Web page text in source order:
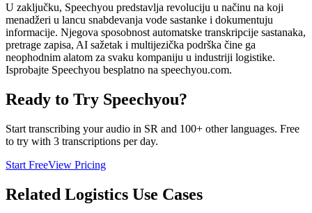
U zaključku, Speechyou predstavlja revoluciju u načinu na koji
menadžeri u lancu snabdevanja vode sastanke i dokumentuju
informacije. Njegova sposobnost automatske transkripcije sastanaka,
pretrage zapisa, AI sažetak i multijezička podrška čine ga
neophodnim alatom za svaku kompaniju u industriji logistike.
Isprobajte Speechyou besplatno na speechyou.com.
Ready to Try Speechyou?
Start transcribing your audio in SR and 100+ other languages. Free
to try with 3 transcriptions per day.
Start FreeView Pricing
Related Logistics Use Cases